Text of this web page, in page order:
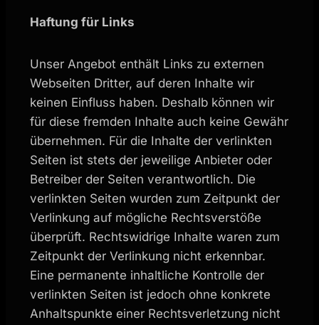
Haftung für Links
Unser Angebot enthält Links zu externen
Webseiten Dritter, auf deren Inhalte wir
keinen Einfluss haben. Deshalb können wir
für diese fremden Inhalte auch keine Gewähr
übernehmen. Für die Inhalte der verlinkten
Seiten ist stets der jeweilige Anbieter oder
Betreiber der Seiten verantwortlich. Die
verlinkten Seiten wurden zum Zeitpunkt der
Verlinkung auf mögliche Rechtsverstöße
überprüft. Rechtswidrige Inhalte waren zum
Zeitpunkt der Verlinkung nicht erkennbar.
Eine permanente inhaltliche Kontrolle der
verlinkten Seiten ist jedoch ohne konkrete
Anhaltspunkte einer Rechtsverletzung nicht